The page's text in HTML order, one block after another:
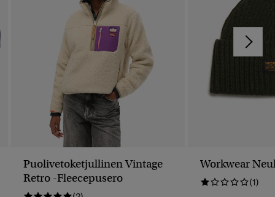
Puolivetoketjullinen Vintage
Retro -fleecepusero
Workwear
(1)